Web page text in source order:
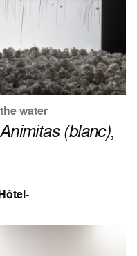
water
Animitas (blanc),